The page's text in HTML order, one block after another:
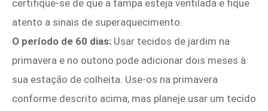
certifique-se de que a tampa esteja ventilada e fique
atento a sinais de superaquecimento.
O período de 60 dias: Usar tecidos de jardim na
primavera e no outono pode adicionar dois meses à
sua estação de colheita. Use-os na primavera
conforme descrito acima, mas planeje usar um tecido